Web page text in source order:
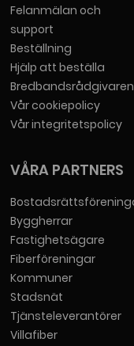
Felanmälan och
support
Beställning
Hjälp att beställa
Bredbandsrådgivaren
Vår cookiepolicy
Vår integritetspolicy
VÅRA PARTNERS
Byggherrar
Fastighetsägare
Fiberföreningar
Kommuner
Stadsnät
Tjänsteleverantörer
Villafiber